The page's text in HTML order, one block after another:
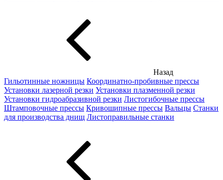
Назад
Гильотинные ножницы Координатно-пробивные прессы
Установки лазерной резки Установки плазменной резки
Установки гидроабразивной резки Листогибочные прессы
Штамповочные прессы Кривошипные прессы Вальцы Станки
для производства днищ Листоправильные станки